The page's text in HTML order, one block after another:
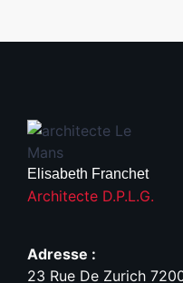
Elisabeth Franchet
Architecte D.P.L.G.
Adresse :
23 Rue De Zurich